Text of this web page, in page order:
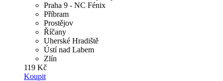
Praha 9 - NC Fénix
Příbram
Prostějov
Říčany
Uherské Hradiště
Ústí nad Labem
Zlín
119 Kč
Koupit